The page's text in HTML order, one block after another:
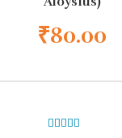
5
₹80.00